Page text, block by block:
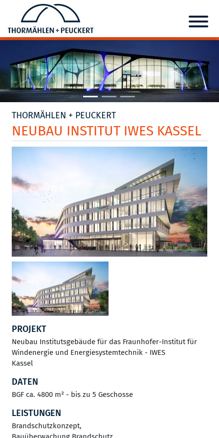
THORMÄHLEN + PEUCKERT
NEUBAU INSTITUT IWES KASSEL
PROJEKT
Neubau Institutsgebäude für das Fraunhofer-Institut für
Windenergie und Energiesystemtechnik - IWES
Kassel
DATEN
BGF ca. 4800 m² - bis zu 5 Geschosse
LEISTUNGEN
Brandschutzkonzept,